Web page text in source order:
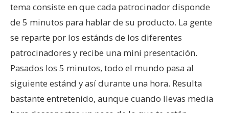
tema consiste en que cada patrocinador disponde
de 5 minutos para hablar de su producto. La gente
se reparte por los estánds de los diferentes
patrocinadores y recibe una mini presentación.
Pasados los 5 minutos, todo el mundo pasa al
siguiente estánd y así durante una hora. Resulta
bastante entretenido, aunque cuando llevas media